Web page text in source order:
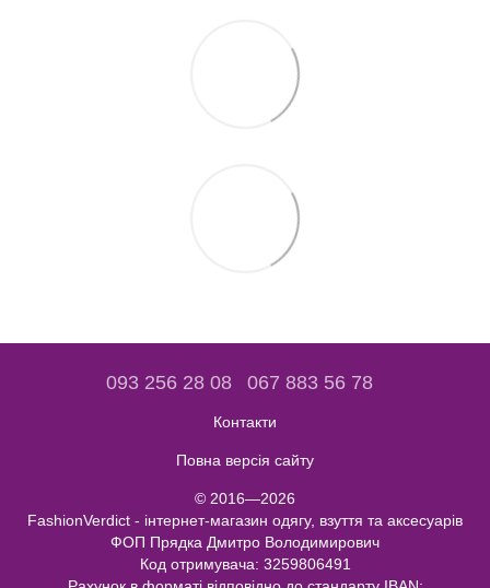
093 256 28 08 067 883 56 78
Контакти
Повна версія сайту
© 2016—2026
FashionVerdict - інтернет-магазин одягу, взуття та аксесуарів
ФОП Прядка Дмитро Володимирович
Код отримувача: 3259806491